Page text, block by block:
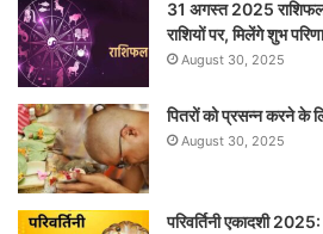
31 अगस्त 2025
राशियों पर, मिलेंगे शुभ
August 30, 2025
पितरों को प्रसन्न करने के
August 30, 2025
परिवर्तिनी एकादशी